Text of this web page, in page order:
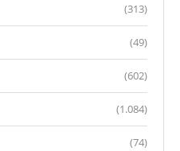
(313)
(49)
(602)
(1.084)
(74)